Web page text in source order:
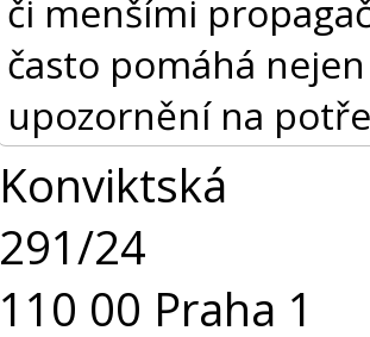
či menšími
často pomáhá
upozornění na
Konviktská
291/24
110 00 Praha 1